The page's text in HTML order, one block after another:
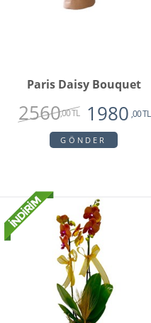
Paris Daisy Bouquet
2560,00 TL 1980 ,00 TL
GÖNDER